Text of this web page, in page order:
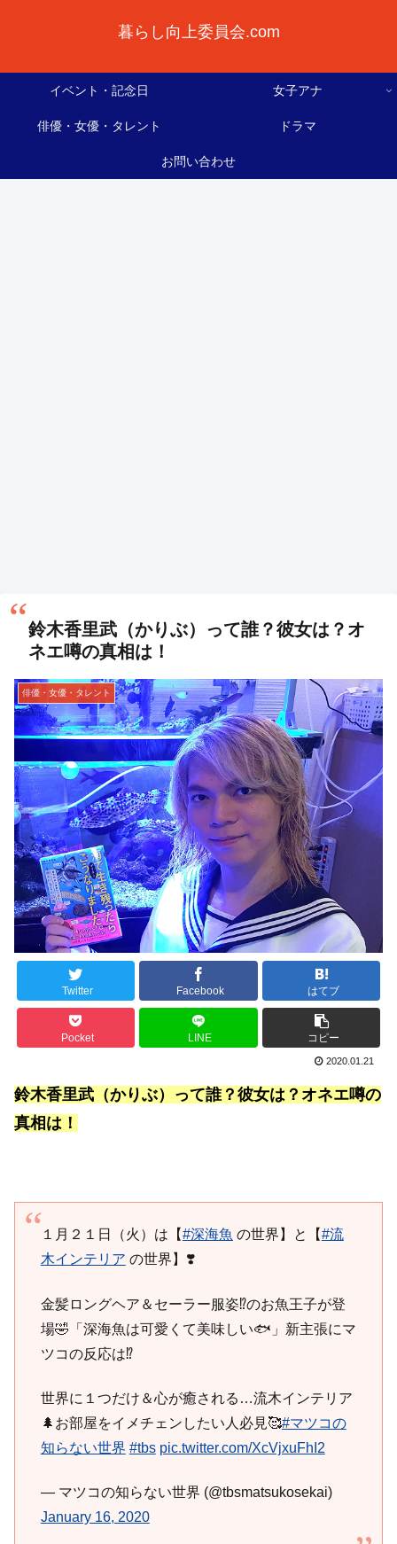
暮らし向上委員会.com
イベント・記念日 女子アナ
俳優・女優・タレント ドラマ
お問い合わせ
鈴木香里武（かりぶ）って誰？彼女は？オ
ネエ噂の真相は！
俳優・女優・タレント
Twitter Facebook はてブ
Pocket LINE コピー
2020.01.21
鈴木香里武（かりぶ）って誰？彼女は？オネエ噂の
真相は！
１月２１日（火）は【#深海魚 の世界】と【#流
木インテリア の世界】❣️
金髪ロングヘア＆セーラー服姿⁉️のお魚王子が登
場🤣「深海魚は可愛くて美味しい🐟」新主張にマ
ツコの反応は⁉️
世界に１つだけ＆心が癒される…流木インテリア
🌲お部屋をイメチェンしたい人必見🥰#マツコの
知らない世界 #tbs pic.twitter.com/XcVjxuFhI2
— マツコの知らない世界 (@tbsmatsukosekai)
January 16, 2020